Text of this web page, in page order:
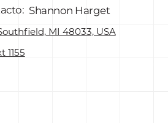
Shannon Harget
MI 48033, USA
1155